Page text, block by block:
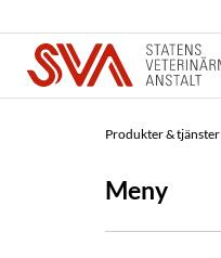
Produkter & tjänster
Meny